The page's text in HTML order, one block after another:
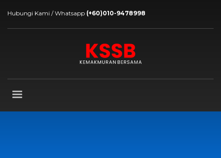
Hubungi Kami / Whatsapp (+60)010-9478998